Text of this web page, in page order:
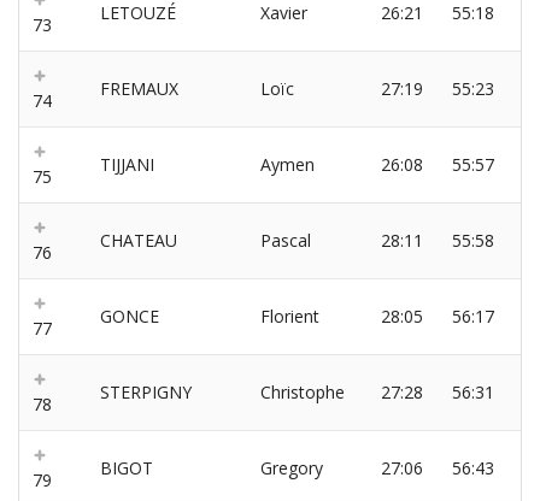
73
LETOUZÉ Xavier 26:21 55:18
74
FREMAUX Loïc 27:19 55:23
75
TIJJANI Aymen 26:08 55:57
76
CHATEAU Pascal 28:11 55:58
77
GONCE Florient 28:05 56:17
78
STERPIGNY Christophe 27:28 56:31
79
BIGOT Gregory 27:06 56:43